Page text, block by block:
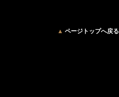
▲ ページトップへ戻る